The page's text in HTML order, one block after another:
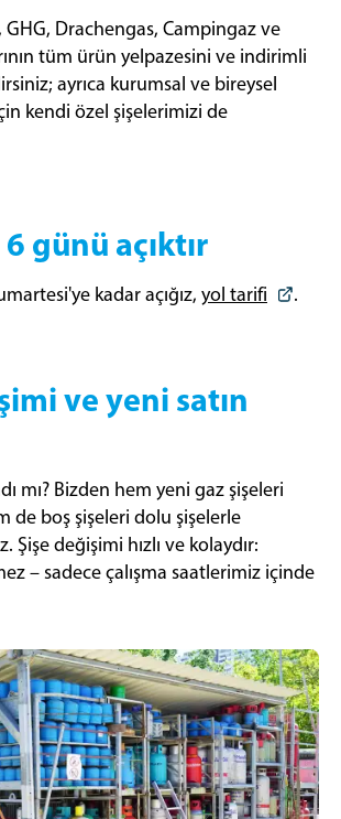
GHG, Drachengas, Campingaz ve
tüm ürün yelpazesini ve indirimli
ayrıca kurumsal ve bireysel
kendi özel şişelerimizi de
günü açıktır
kadar açığız, yol tarifi .
ve yeni satın
mı? Bizden hem yeni gaz şişeleri
de boş şişeleri dolu şişelerle
Şişe değişimi hızlı ve kolaydır:
– sadece çalışma saatlerimiz içinde